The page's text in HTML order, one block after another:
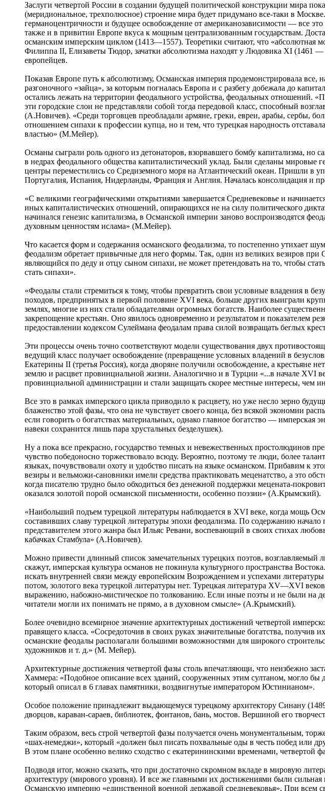
Заслуги четвертой России в создании будущей политической конструкции мира
(меридиональное, трехполюсное) строение мира будет придумано все-таки в
германоцентричности и будущее освобождение от американозависимости — все
также и в привитии Европе вкуса к мощным централизованным государствам.
османским имперским циклом (1413—1557). Теоретики считают, что
Филиппа II, Елизаветы Тюдор, зачатки абсолютизма находят у Людовика XI (1461
европейцев.
Показав Европе путь к абсолютизму, Османская империя продемонстрировала
разгоночного «зайца», за которым погналась Европа и с разбегу добежала до
остались лежать на территории феодального устройства, феодальных отношений.
эти городские слои не представляли собой тогда передовой класс, способный
(А.Новичев). «Среди торговцев преобладали армяне, греки, евреи, арабы, сербы,
отношением сипахи к профессии купца, но и тем, что турецкая народность
властью» (М.Мейер).
Османы сыграли роль одного из детонаторов, взорвавшего бомбу капитализма, но
в недрах феодального общества капиталистический уклад. Были сделаны
центры переместились со Средиземного моря на Атлантический океан. Пришли в
Португалия, Испания, Нидерланды, Франция и Англия. Началась консолидация и
«С великими географическими открытиями завершается Средневековье и
иных капиталистических отношений, опирающихся не на силу политического
начинался генезис капитализма, в Османской империи заново воспроизводятся
духовным ценностям ислама» (М.Мейер).
Что касается форм и содержания османского феодализма, то постепенно утихает
феодализм обретает привычные для него формы. Так, один из великих везиров
являющийся по деду и отцу сыном сипахи, не может претендовать на то, чтобы
стать сипахи».
«Феодалы стали стремиться к тому, чтобы превратить свои условные владения в
походов, предпринятых в первой половине XVI века, больше других выиграли
землях, многие из них стали обладателями огромных богатств. Наиболее
закрепощение крестьян. Оно явилось одновременно и результатом и показателем
предоставлении кодексом Сулеймана феодалам права силой возвращать беглых
Эти процессы очень точно соответствуют модели существования двух
ведущий класс получает освобождение (превращение условных владений в
Екатерины II (третья Россия), когда дворяне получили освобождение, а крестьяне
землю и расцвет провинциальной жизни. Аналогично и в Турции «...в начале XVI
провинциальной администрации и стали защищать скорее местные интересы, чем
Все это в рамках имперского цикла приводило к расцвету, но уже несло зерно
блаженство этой фазы, что она не чувствует своего конца, без всякой экономии
если говорить о богатствах материальных, однако главное богатство — имперская
навеки сохранится лишь пара хрустальных безделушек).
Ну а пока все прекрасно, государство темных и невежественных простолюдинов
чувство победоносно торжествовало всюду. Вероятно, поэтому те люди, более
языках, почувствовали охоту и удобство писать на языке османском. Прибавим к
везиры и вельможи-сановники имели средства практиковать меценатство, а это
когда писателю трудно было обходиться без денежной поддержки мецената-
оказался золотой порой османской письменности, особенно поэзии» (А.Крымский).
«Наибольший подъем турецкой литературы наблюдается в XVI веке, когда мощь
составивших славу турецкой литературы эпохи феодализма. По содержанию
представителем этого жанра был Ильяс Ревани, воспевающий в своих стихах
кабачках Стамбула» (А.Новичев).
Можно привести длинный список замечательных турецких поэтов,
скажут, имперская культура османов не покинула культурного пространства
искать внутренней связи между европейским Возрождением и успехами
потом, золотого века турецкой литературы нет. Турецкая литература XV—XVI
выражению, набожно-мистическое по толкованию. Если иные поэты и не были на
читатели могли их понимать не прямо, а в духовном смысле» (А.Крымский).
Более очевидно всемирное значение архитектурных достижений четвертой
правящего класса. «Сосредоточив в своих руках значительные богатства, получив
османские феодалы располагали большими возможностями для широкого
художников и т. д.» (М. Мейер).
Архитектурные достижения четвертой фазы столь впечатляющи, что неизбежно
Хаммера: «Подобное описание всех зданий, сооруженных этим султаном, могло бы
который описал в 6 главах памятники, воздвигнутые императором Юстинианом».
Особое положение принадлежит выдающемуся турецкому архитектору Синану
дворцов, караван-сараев, библиотек, фонтанов, бань, мостов. Вершиной его
Таким образом, весь строй четвертой фазы получается очень монументальным,
«шах-немеджи», который «должен был писать похвальные оды в честь побед или
В этом плане особенно велико сходство с екатерининскими временами, четвертой
Подводя итог, можно сказать, что при достаточно скромном вкладе в мировую
архитектуру (мирового уровня). И все же главными их достижениями были
Османскую империю «единственной военной державой средневековья». При всем